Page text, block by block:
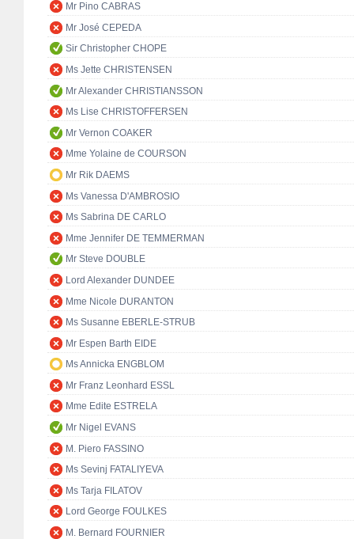
Mr Pino CABRAS
Mr José CEPEDA
Sir Christopher CHOPE
Ms Jette CHRISTENSEN
Mr Alexander CHRISTIANSSON
Ms Lise CHRISTOFFERSEN
Mr Vernon COAKER
Mme Yolaine de COURSON
Mr Rik DAEMS
Ms Vanessa D'AMBROSIO
Ms Sabrina DE CARLO
Mme Jennifer DE TEMMERMAN
Mr Steve DOUBLE
Lord Alexander DUNDEE
Mme Nicole DURANTON
Ms Susanne EBERLE-STRUB
Mr Espen Barth EIDE
Ms Annicka ENGBLOM
Mr Franz Leonhard ESSL
Mme Edite ESTRELA
Mr Nigel EVANS
M. Piero FASSINO
Ms Sevinj FATALIYEVA
Ms Tarja FILATOV
Lord George FOULKES
M. Bernard FOURNIER